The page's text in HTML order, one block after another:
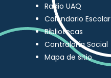
Radio UAQ
Calendario Escolar
Bibliotecas
Contraloría Social
Mapa de sitio